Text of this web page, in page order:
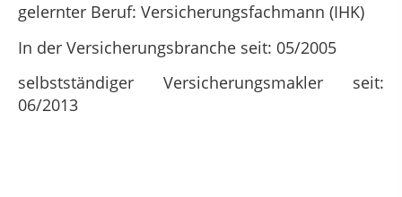
gelernter Beruf: Versicherungsfachmann (IHK)
In der Versicherungsbranche seit: 05/2005
selbstständiger Versicherungsmakler seit:
06/2013